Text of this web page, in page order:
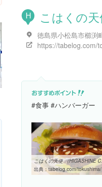
H こはくの天
#食事 #ハンバーガー
こはくの
出典： tabelog.com/tokushima/A3601/A360103/36000210